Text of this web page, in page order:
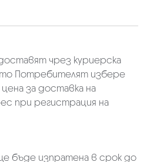
чрез куриерскa
Потребителят избере
за доставка на
при регистрация на
бъде изпратена в срок до